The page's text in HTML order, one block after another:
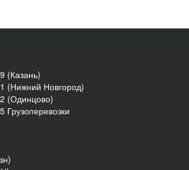
(Казань)
(Нижний Новгород)
(Одинцово)
Грузоперевозки